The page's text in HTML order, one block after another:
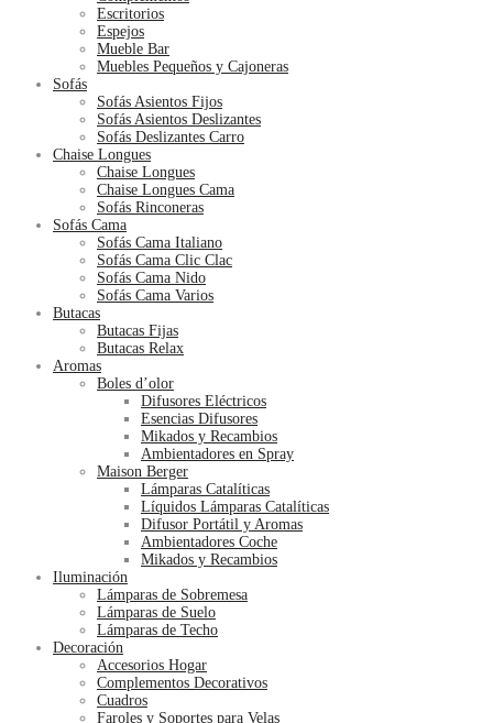
Escritorios
Espejos
Mueble Bar
Muebles Pequeños y Cajoneras
Sofás
Sofás Asientos Fijos
Sofás Asientos Deslizantes
Sofás Deslizantes Carro
Chaise Longues
Chaise Longues
Chaise Longues Cama
Sofás Rinconeras
Sofás Cama
Sofás Cama Italiano
Sofás Cama Clic Clac
Sofás Cama Nido
Sofás Cama Varios
Butacas
Butacas Fijas
Butacas Relax
Aromas
Boles d’olor
Difusores Eléctricos
Esencias Difusores
Mikados y Recambios
Ambientadores en Spray
Maison Berger
Lámparas Catalíticas
Líquidos Lámparas Catalíticas
Difusor Portátil y Aromas
Ambientadores Coche
Mikados y Recambios
Iluminación
Lámparas de Sobremesa
Lámparas de Suelo
Lámparas de Techo
Decoración
Accesorios Hogar
Complementos Decorativos
Cuadros
Faroles y Soportes para Velas